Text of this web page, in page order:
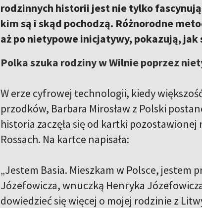
rodzinnych historii jest nie tylko
kim są i skąd pochodzą. Różnorodne
aż po nietypowe inicjatywy, pokazują,
Polka szuka rodziny w Wilnie poprzez
W erze cyfrowej technologii, kiedy
przodków, Barbara Mirosław z Polski
historia zaczęła się od kartki
Rossach. Na kartce napisała:
„Jestem Basia. Mieszkam w Polsce,
Józefowicza, wnuczką Henryka
dowiedzieć się więcej o mojej rodzinie z